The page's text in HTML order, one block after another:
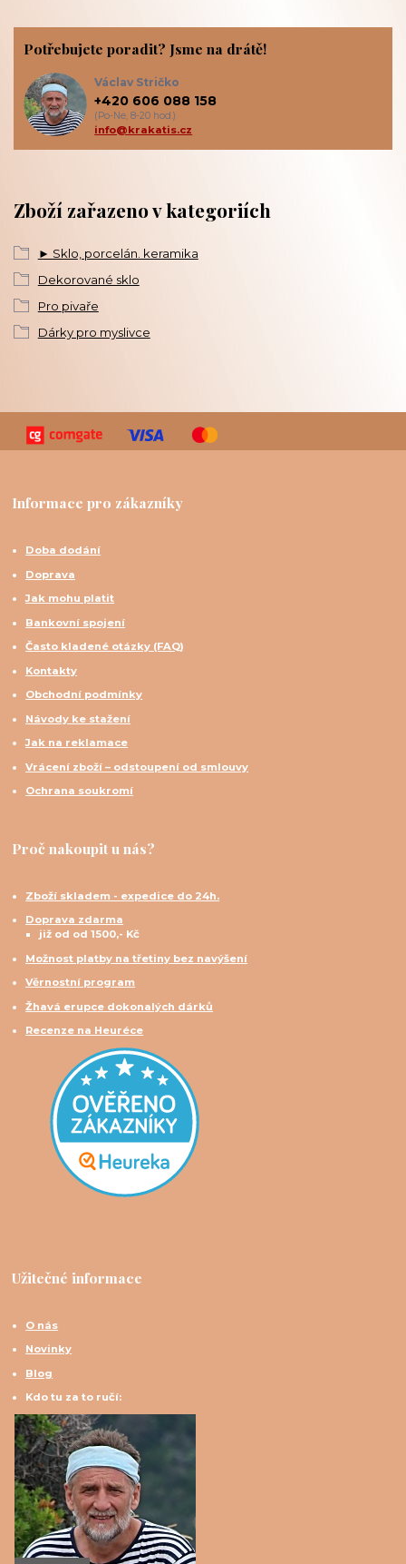
Zboží zařazeno v kategoriích
► Sklo, porcelán. keramika
Dekorované sklo
Pro pivaře
Dárky pro myslivce
Potřebujete poradit? Jsme na drátě!
Václav Stričko
+420 606 088 158
(Po-Ne, 8-20 hod.)
info@krakatis.cz
Informace pro zákazníky
Doba dodání
Doprava
Jak mohu platit
Bankovní spojení
Často kladené otázky (FAQ)
Kontakty
Obchodní podmínky
Návody ke stažení
Jak na reklamace
Vrácení zboží – odstoupení od smlouvy
Ochrana soukromí
Proč nakoupit u nás?
Zboží skladem - expedice do 24h.
Doprava zdarma
již od od 1500,- Kč
Možnost platby na třetiny bez navýšení
Věrnostní program
Žhavá erupce dokonalých dárků
Recenze na Heuréce
Užitečné informace
O nás
Novinky
Blog
Kdo tu za to ručí: